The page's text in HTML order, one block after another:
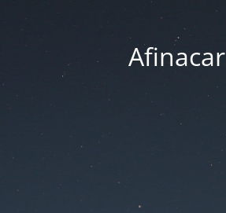
Afinacar